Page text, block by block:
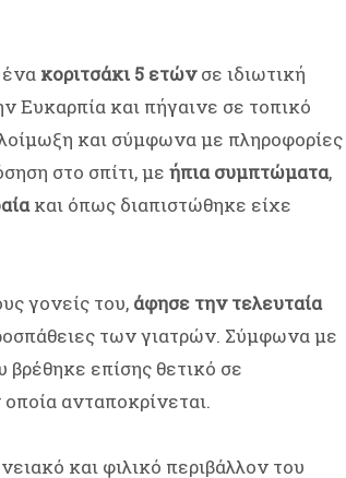
ένα κοριτσάκι 5 ετώνσε ιδιωτική
Ευκαρπία και πήγαινε σε τοπικό
και σύμφωνα με πληροφορίες
στο σπίτι, με ήπια συμπτώματα,
και όπως διαπιστώθηκε είχε
γονείς του, άφησε την τελευταία
των γιατρών. Σύμφωνα με
βρέθηκε επίσης θετικό σε
ανταποκρίνεται.
και φιλικό περιβάλλον του